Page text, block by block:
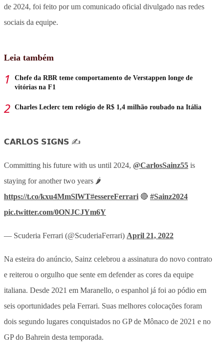
de 2024, foi feito por um comunicado oficial divulgado nas redes
sociais da equipe.
Leia também
Chefe da RBR teme comportamento de Verstappen longe de
vitórias na F1
Charles Leclerc tem relógio de R$ 1,4 milhão roubado na Itália
𝗖𝗔𝗥𝗟𝗢𝗦 𝗦𝗜𝗚𝗡𝗦 ✍️
Committing his future with us until 2024, @CarlosSainz55 is
staying for another two years 🌶
https://t.co/kxu4MmSlWT#essereFerrari 🔴 #Sainz2024
pic.twitter.com/0ONJCJYm6Y
— Scuderia Ferrari (@ScuderiaFerrari) April 21, 2022
Na esteira do anúncio, Sainz celebrou a assinatura do novo contrato
e reiterou o orgulho que sente em defender as cores da equipe
italiana. Desde 2021 em Maranello, o espanhol já foi ao pódio em
seis oportunidades pela Ferrari. Suas melhores colocações foram
dois segundo lugares conquistados no GP de Mônaco de 2021 e no
GP do Bahrein desta temporada.